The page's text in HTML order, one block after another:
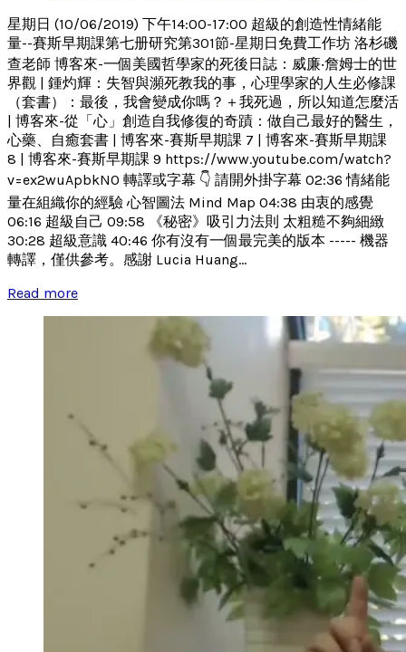
星期日 (10/06/2019) 下午14:00-17:00 超級的創造性情緒能
量--賽斯早期課第七册研究第301節-星期日免費工作坊 洛杉磯
查老師 博客來-一個美國哲學家的死後日誌：威廉‧詹姆士的世
界觀 | 鍾灼輝：失智與瀕死教我的事，心理學家的人生必修課
（套書）：最後，我會變成你嗎？＋我死過，所以知道怎麼活
| 博客來-從「心」創造自我修復的奇蹟：做自己最好的醫生，
心藥、自癒套書 | 博客來-賽斯早期課 7 | 博客來-賽斯早期課
8 | 博客來-賽斯早期課 9 https://www.youtube.com/watch?
v=ex2wuApbkN0 轉譯或字幕 👇 請開外掛字幕 02:36 情緒能
量在組織你的經驗 心智圖法 Mind Map 04:38 由衷的感覺
06:16 超級自己 09:58 《秘密》吸引力法則 太粗糙不夠細緻
30:28 超級意識 40:46 你有沒有一個最完美的版本 ----- 機器
轉譯，僅供參考。感謝 Lucia Huang...
Read more